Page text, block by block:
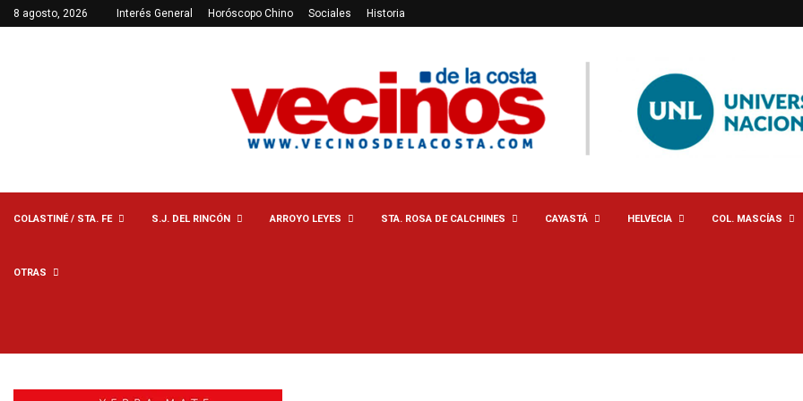
8 agosto, 2026 Interés General Horóscopo Chino Sociales Historia
COLASTINÉ / STA. FE S.J. DEL RINCÓN ARROYO LEYES STA. ROSA DE CALCHINES CAYASTÁ HELVECIA COL. MASCÍAS
OTRAS